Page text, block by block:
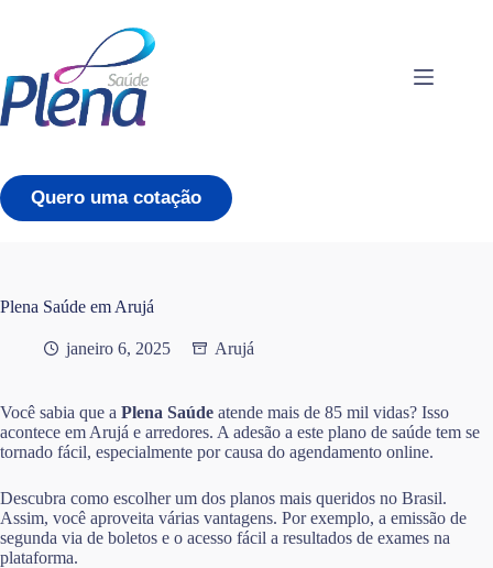
conteúdo
Quero uma cotação
Plena Saúde em Arujá
janeiro 6, 2025 Arujá
Você sabia que a Plena Saúde atende mais de 85 mil vidas? Isso
acontece em Arujá e arredores. A adesão a este plano de saúde tem se
tornado fácil, especialmente por causa do agendamento online.
Descubra como escolher um dos planos mais queridos no Brasil.
Assim, você aproveita várias vantagens. Por exemplo, a emissão de
segunda via de boletos e o acesso fácil a resultados de exames na
plataforma.